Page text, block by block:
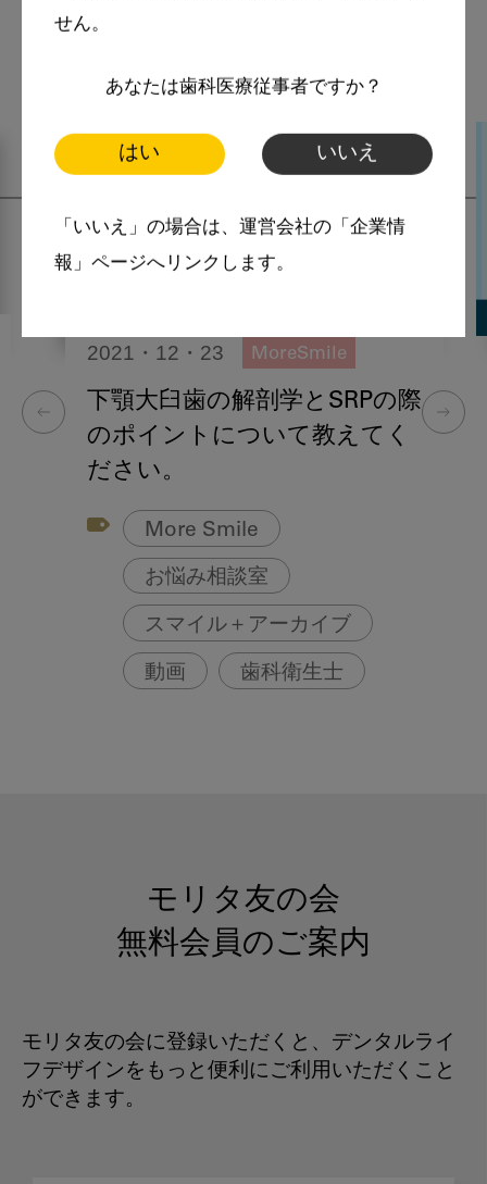
せん。
あなたは歯科医療従事者ですか？
はい いいえ
「いいえ」の場合は、運営会社の「企業情
報」ページへリンクします。
2021・12・23 MoreSmile
下顎大臼歯の解剖学とSRPの際
のポイントについて教えてく
ださい。
More Smile
お悩み相談室
スマイル＋アーカイブ
動画 歯科衛生士
モリタ友の会
無料会員のご案内
モリタ友の会に登録いただくと、デンタルライ
フデザインをもっと便利にご利用いただくこと
ができます。